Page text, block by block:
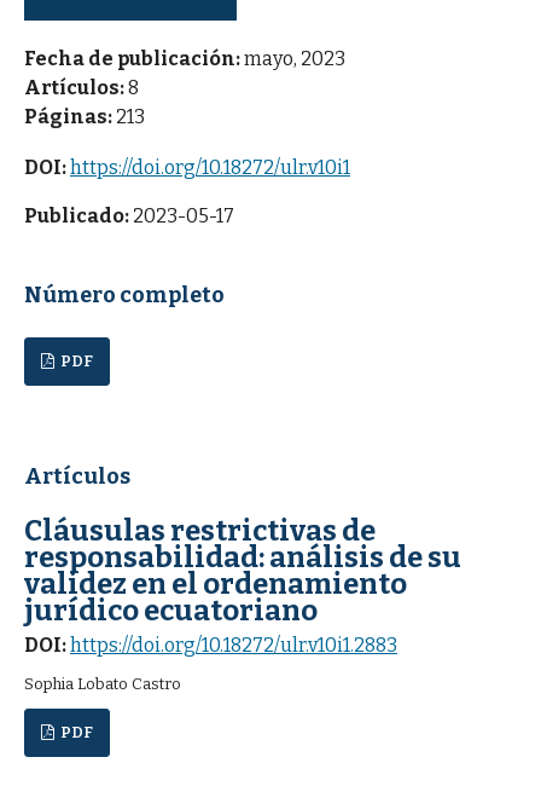
Fecha de publicación:mayo, 2023
Artículos:8
Páginas: 213
DOI:https://doi.org/10.18272/ulr.v10i1
Publicado: 2023-05-17
Número completo
PDF
Artículos
Cláusulas restrictivas de
responsabilidad: análisis de su
validez en el ordenamiento
jurídico ecuatoriano
DOI:https://doi.org/10.18272/ulr.v10i1.2883
Sophia Lobato Castro
PDF